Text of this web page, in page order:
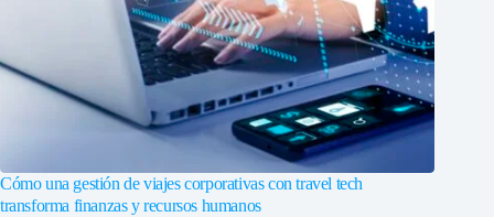
Cómo una gestión de viajes corporativas con travel tech
transforma finanzas y recursos humanos